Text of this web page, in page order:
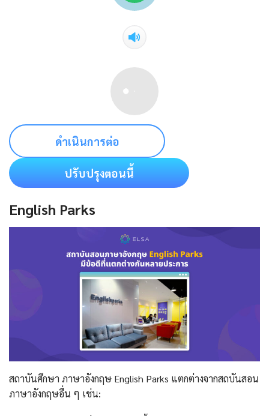
ดำเนินการต่อ
ปรับปรุงตอนนี้
English Parks
สถาบันศึกษา ภาษาอังกฤษ English Parks แตกต่างจากสถบันสอน
ภาษาอังกฤษอื่น ๆ เช่น: